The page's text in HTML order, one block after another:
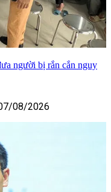
người bị rắn cắn nguy
08/2026